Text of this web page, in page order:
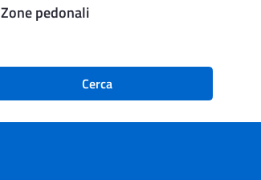
Zone pedonali
Cerca